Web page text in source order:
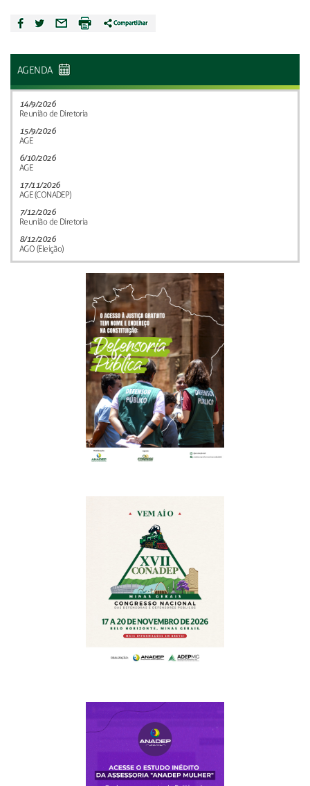
AGENDA
14/9/2026
Reunião de Diretoria
15/9/2026
AGE
6/10/2026
AGE
17/11/2026
AGE (CONADEP)
7/12/2026
Reunião de Diretoria
8/12/2026
AGO (Eleição)